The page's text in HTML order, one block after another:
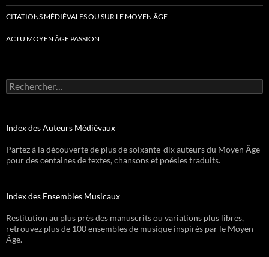
CITATIONS MÉDIÉVALES OU SUR LE MOYEN ÂGE
ACTU MOYEN ÂGE PASSION
Rechercher :
Index des Auteurs Médiévaux
Partez à la découverte de plus de soixante-dix auteurs du Moyen Âge
pour des centaines de textes, chansons et poésies traduits.
Index des Ensembles Musicaux
Restitution au plus près des manuscrits ou variations plus libres,
retrouvez plus de 100 ensembles de musique inspirés par le Moyen
Âge.